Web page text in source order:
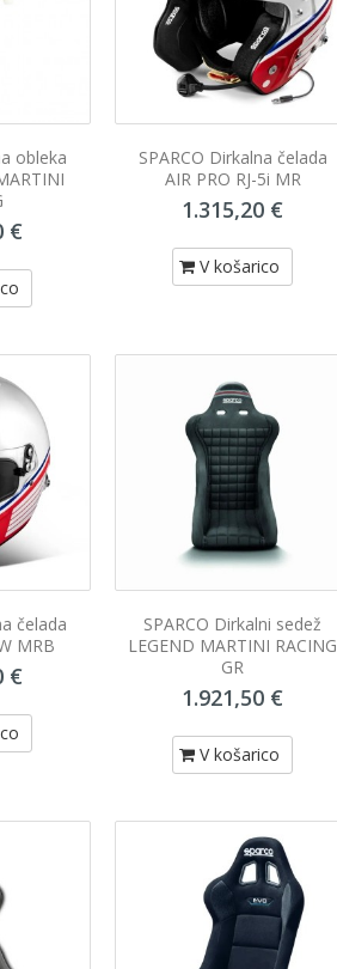
obleka
€
SPARCO Dirkalna čelada
AIR PRO RJ-5i MR
1.315,20 €
V košarico
čelada
MRB
€
SPARCO Dirkalni sedež
LEGEND MARTINI RACING
GR
1.921,50 €
V košarico
margarita 118mL